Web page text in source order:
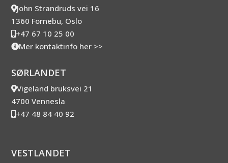
John Strandruds vei 16
1360 Fornebu, Oslo
+47 67 10 25 00
Mer kontaktinfo her >>
SØRLANDET
Vigeland bruksvei 21
4700 Vennesla
+47 48 84 40 92
VESTLANDET